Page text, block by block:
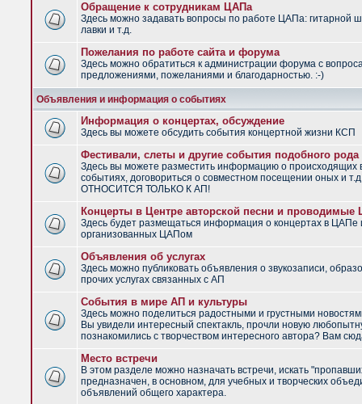
Обращение к сотрудникам ЦАПа
Здесь можно задавать вопросы по работе ЦАПа: гитарной
лавки и т.д.
Пожелания по работе сайта и форума
Здесь можно обратиться к администрации форума с
предложениями, пожеланиями и благодарностью. :-)
Объявления и информация о событиях
Информация о концертах, обсуждение
Здесь вы можете обсудить события концертной жизни КСП
Фестивали, слеты и другие события подобного рода
Здесь вы можете разместить информацию о
событиях, договориться о совместном посещении оных и
ОТНОСИТСЯ ТОЛЬКО К АП!
Концерты в Центре авторской песни и
Здесь будет размещаться информация о концертах в ЦАПе
организованных ЦАПом
Объявления об услугах
Здесь можно публиковать объявления о звукозаписи,
прочих услугах связанных с АП
События в мире АП и культуры
Здесь можно поделиться радостными и грустными
Вы увидели интересный спектакль, прочли новую
познакомились с творчеством интересного автора? Вам
Место встречи
В этом разделе можно назначать встречи, искать
предназначен, в основном, для учебных и творческих
объявлений общего характера.